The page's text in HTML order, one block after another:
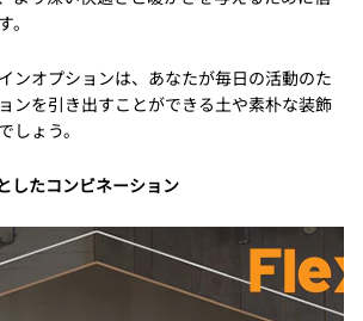
ンオプションは、あなたが毎日の活動のた
ンを引き出すことができる土や素朴な装飾
しょう。
したコンビネーション